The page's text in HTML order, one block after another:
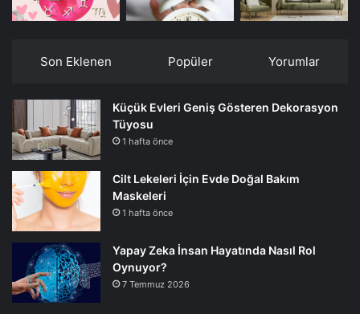
Son Eklenen Popüler Yorumlar
Küçük Evleri Geniş Gösteren Dekorasyon
Tüyosu
1 hafta önce
Cilt Lekeleri İçin Evde Doğal Bakım
Maskeleri
1 hafta önce
Yapay Zeka İnsan Hayatında Nasıl Rol
Oynuyor?
7 Temmuz 2026